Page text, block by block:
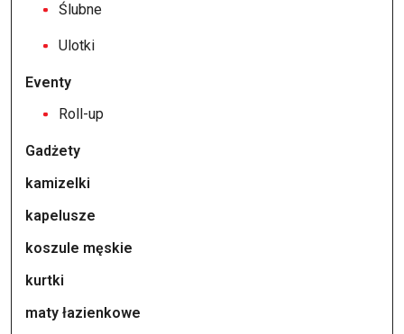
Ślubne
Ulotki
Eventy
Roll-up
Gadżety
kamizelki
kapelusze
koszule męskie
kurtki
maty łazienkowe